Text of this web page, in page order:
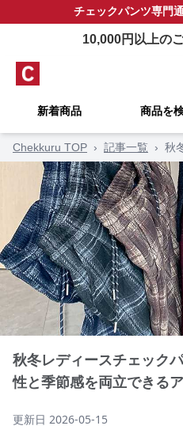
チェックパンツ専門
10,000円以上の
新着商品 商品を
Chekkuru TOP › 記事一覧 › 秋
秋冬レディースチェック
性と季節感を両立できる
更新日 2026-05-15